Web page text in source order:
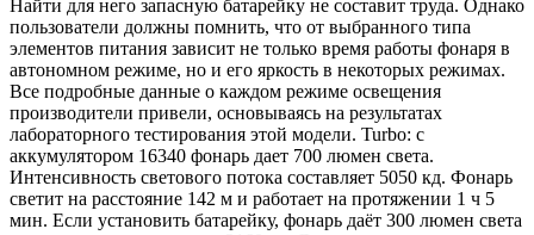
Найти для него запасную батарейку не составит труда. Однако
пользователи должны помнить, что от выбранного типа
элементов питания зависит не только время работы фонаря в
автономном режиме, но и его яркость в некоторых режимах.
Все подробные данные о каждом режиме освещения
производители привели, основываясь на результатах
лабораторного тестирования этой модели. Turbo: с
аккумулятором 16340 фонарь дает 700 люмен света.
Интенсивность светового потока составляет 5050 кд. Фонарь
светит на расстояние 142 м и работает на протяжении 1 ч 5
мин. Если установить батарейку, фонарь даёт 300 люмен света